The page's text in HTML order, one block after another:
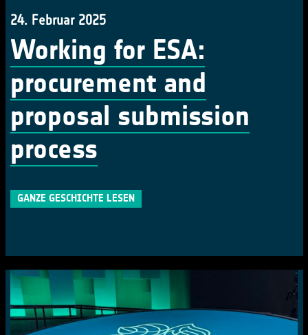
24. Februar 2025
Working for ESA:
procurement and
proposal submission
process
GANZE GESCHICHTE LESEN